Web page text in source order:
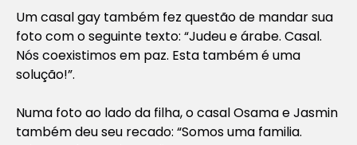
Um casal gay também fez questão de mandar sua
foto com o seguinte texto: “Judeu e árabe. Casal.
Nós coexistimos em paz. Esta também é uma
solução!”.
Numa foto ao lado da filha, o casal Osama e Jasmin
também deu seu recado: “Somos uma familia.